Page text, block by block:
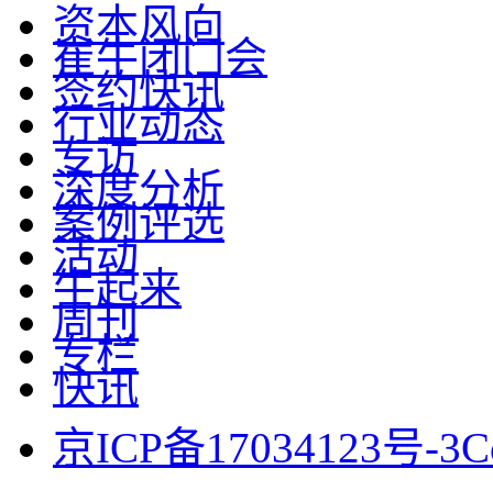
资本风向
崔牛闭门会
签约快讯
行业动态
专访
深度分析
案例评选
活动
牛起来
周刊
专栏
快讯
京ICP备17034123号-3